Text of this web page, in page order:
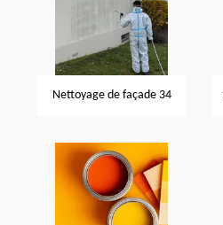
Nettoyage de façade 34